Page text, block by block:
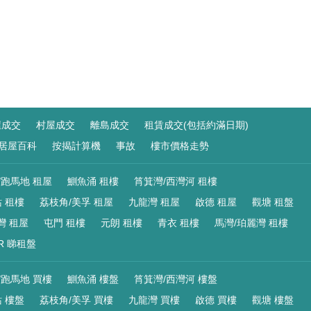
交 村屋成交 離島成交
租賃成交(包括約滿日期)
居屋百科 按揭計算機 事故 樓市價格走勢
馬地 租屋 鰂魚涌 租樓
筲箕灣/西灣河 租樓
租樓 荔枝角/美孚 租屋 九龍灣 租屋 啟德 租屋
觀塘 租盤
租屋 屯門 租樓 元朗 租樓 青衣 租樓
馬灣/珀麗灣 租樓
睇租盤
馬地 買樓 鰂魚涌 樓盤
筲箕灣/西灣河 樓盤
樓盤 荔枝角/美孚 買樓 九龍灣 買樓 啟德 買樓 觀塘 樓盤